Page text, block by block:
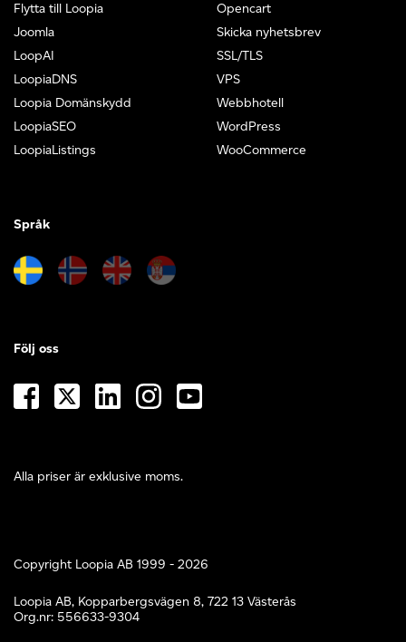
Flytta till Loopia
Joomla
LoopAI
LoopiaDNS
Loopia Domänskydd
LoopiaSEO
LoopiaListings
Opencart
Skicka nyhetsbrev
SSL/TLS
VPS
Webbhotell
WordPress
WooCommerce
Språk
Alla priser är exklusive moms.
Följ oss
Copyright Loopia AB 1999 - 2026
Loopia AB, Kopparbergsvägen 8, 722 13 Västerås
Org.nr: 556633-9304